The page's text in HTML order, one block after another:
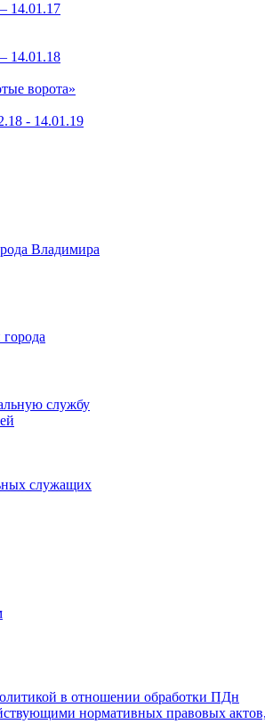
14.01.17
14.01.18
ворота»
- 14.01.19
Владимира
службу
служащих
в отношении обработки ПДн
нормативных правовых